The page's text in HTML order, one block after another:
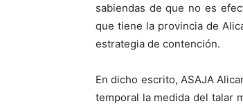
sabiendas de que no es
que tiene la provincia de
estrategia de contención.
En dicho escrito, ASAJA
temporal la medida del talar